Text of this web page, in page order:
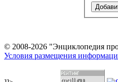
© 2008-2026 "Энциклопедия
Условия размещения